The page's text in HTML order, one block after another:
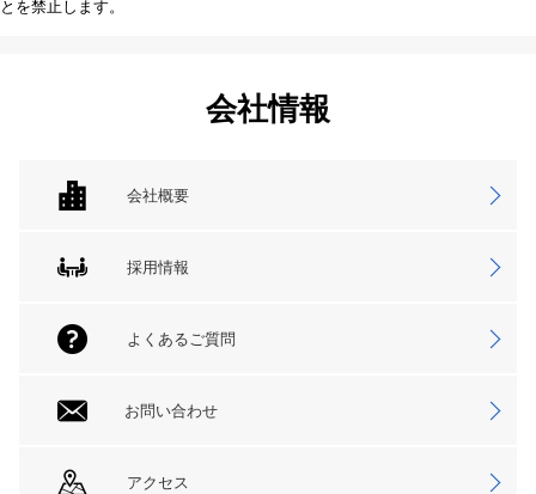
とを禁止します。
会社情報
会社概要
採用情報
よくあるご質問
お問い合わせ
アクセス